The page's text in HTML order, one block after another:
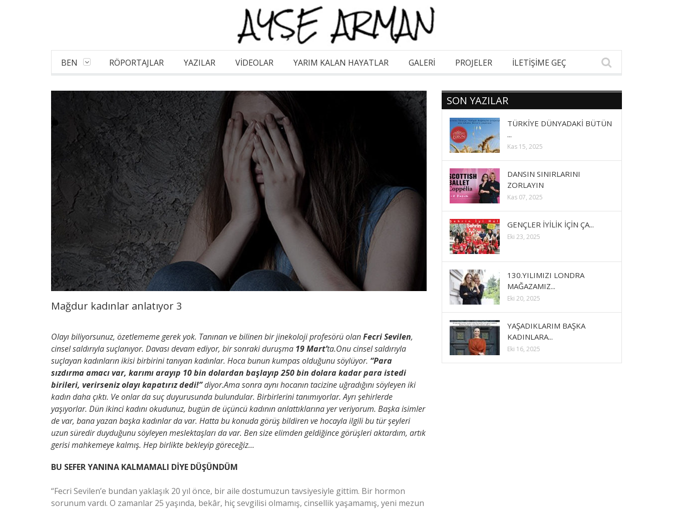
BEN RÖPORTAJLAR YAZILAR VİDEOLAR YARIM KALAN HAYATLAR GALERI PROJELER İLETİŞİME GEÇ
Mağdur kadınlar anlatıyor 3
Olayı biliyorsunuz, özetlememe gerek yok. Tanınan ve bilinen bir jinekoloji profesörü olanFecri Sevilen,
cinsel saldırıyla suçlanıyor. Davası devam ediyor, bir sonraki duruşma 19 Mart’ta.Onu cinsel saldırıyla
suçlayan kadınların ikisi birbirini tanıyan kadınlar. Hoca bunun kumpas olduğunu söylüyor. “Para
sızdırma amacı var, karımı arayıp 10 bin dolardan başlayıp 250 bin dolara kadar para istedi
birileri, verirseniz olayı kapatırız dedi!”diyor.Ama sonra aynı hocanın tacizine uğradığını söyleyen iki
kadın daha çıktı. Ve onlar da suç duyurusunda bulundular. Birbirlerini tanımıyorlar. Ayrı şehirlerde
yaşıyorlar. Dün ikinci kadını okudunuz, bugün de üçüncü kadının anlattıklarına yer veriyorum. Başka isimler
de var, bana yazan başka kadınlar da var. Hatta bu konuda görüş bildiren ve hocayla ilgili bu tür şeyleri
uzun süredir duyduğunu söyleyen meslektaşları da var. Ben size elimden geldiğince görüşleri aktardım, artık
gerisi mahkemeye kalmış. Hep birlikte bekleyip göreceğiz…
BU SEFER YANINA KALMAMALI DİYE DÜŞÜNDÜM
“Fecri Sevilen’e bundan yaklaşık 20 yıl önce, bir aile dostumuzun tavsiyesiyle gittim. Bir hormon
sorunum vardı. O zamanlar 25 yaşında, bekâr, hiç sevgilisi olmamış, cinsellik yaşamamış, yeni mezun
SON YAZILAR
TÜRKİYE DÜNYADAKİ BÜTÜN
...
Kas 15, 2025
DANSIN SINIRLARINI
ZORLAYIN
Kas 07, 2025
GENÇLER İYİLİK İÇİN ÇA...
Eki 23, 2025
130.YILIMIZI LONDRA
MAĞAZAMIZ...
Eki 20, 2025
YAŞADIKLARIM BAŞKA
KADINLARA...
Eki 16, 2025